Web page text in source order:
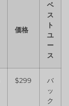
価格
ベ
ス
ト
ユ
ー
ス
$299
バ
ッ
ク